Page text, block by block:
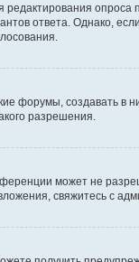
ответа. Однако,
форумы, создавать в
разрешения.
может не
свяжитесь с